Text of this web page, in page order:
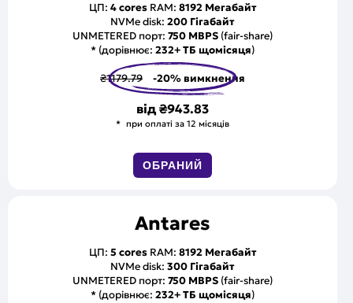
ЦП: 4 coresRAM: 8192 Мегабайт
NVMe disk: 200 Гігабайт
UNMETERED порт: 750 MBPS (fair-share)
* (дорівнює: 232+ ТБ щомісяця)
₴1179.79 -20% вимкнення
від ₴943.83
при оплаті за 12 місяців
ОБРАНИЙ
Antares
ЦП: 5 coresRAM: 8192 Мегабайт
NVMe disk: 300 Гігабайт
UNMETERED порт: 750 MBPS (fair-share)
* (дорівнює: 232+ ТБ щомісяця)